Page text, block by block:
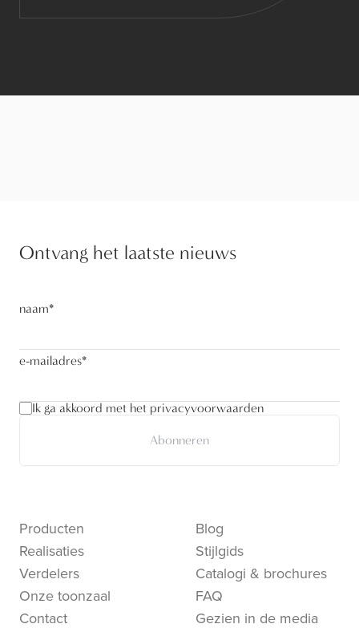
Ontvang het laatste nieuws
naam*
e-mailadres*
Ik ga akkoord met het privacyvoorwaarden
Abonneren
Producten
Realisaties
Verdelers
Onze toonzaal
Contact
Blog
Stijlgids
Catalogi & brochures
FAQ
Gezien in de media